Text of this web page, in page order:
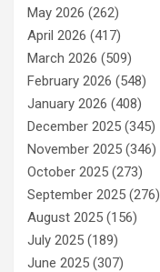
May 2026 (262)
April 2026 (417)
March 2026 (509)
February 2026 (548)
January 2026 (408)
December 2025 (345)
November 2025 (346)
October 2025 (273)
September 2025 (276)
August 2025 (156)
July 2025 (189)
June 2025 (307)